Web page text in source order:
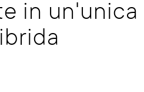
in un'unica